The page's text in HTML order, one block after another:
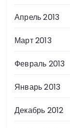
Апрель 2013
Март 2013
Февраль 2013
Январь 2013
Декабрь 2012